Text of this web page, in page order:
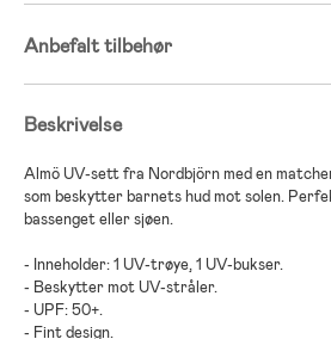
Anbefalt tilbehør
Beskrivelse
Almö UV-sett fra Nordbjörn med en
som beskytter barnets hud mot solen.
bassenget eller sjøen.
- Inneholder: 1 UV-trøye, 1 UV-bukser.
- Beskytter mot UV-stråler.
- UPF: 50+.
- Fint design.